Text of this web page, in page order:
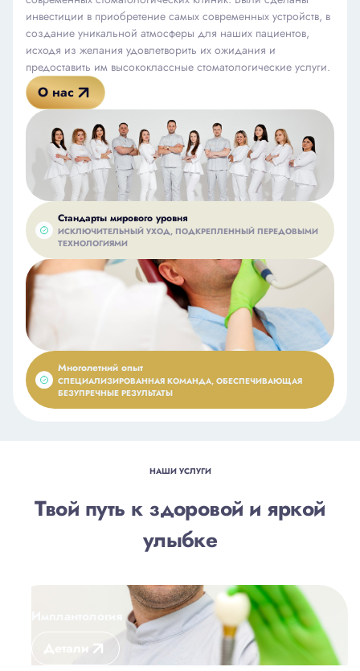
инвестиции в приобретение самых современных устройств, в
создание уникальной атмосферы для наших пациентов,
исходя из желания удовлетворить их ожидания и
предоставить им высококлассные стоматологические услуги.
О нас
Стандарты мирового уровня
ИСКЛЮЧИТЕЛЬНЫЙ УХОД, ПОДКРЕПЛЕННЫЙ ПЕРЕДОВЫМИ
ТЕХНОЛОГИЯМИ
Многолетний опыт
СПЕЦИАЛИЗИРОВАННАЯ КОМАНДА, ОБЕСПЕЧИВАЮЩАЯ
БЕЗУПРЕЧНЫЕ РЕЗУЛЬТАТЫ
НАШИ УСЛУГИ
Твой путь к здоровой и яркой
улыбке
Детали